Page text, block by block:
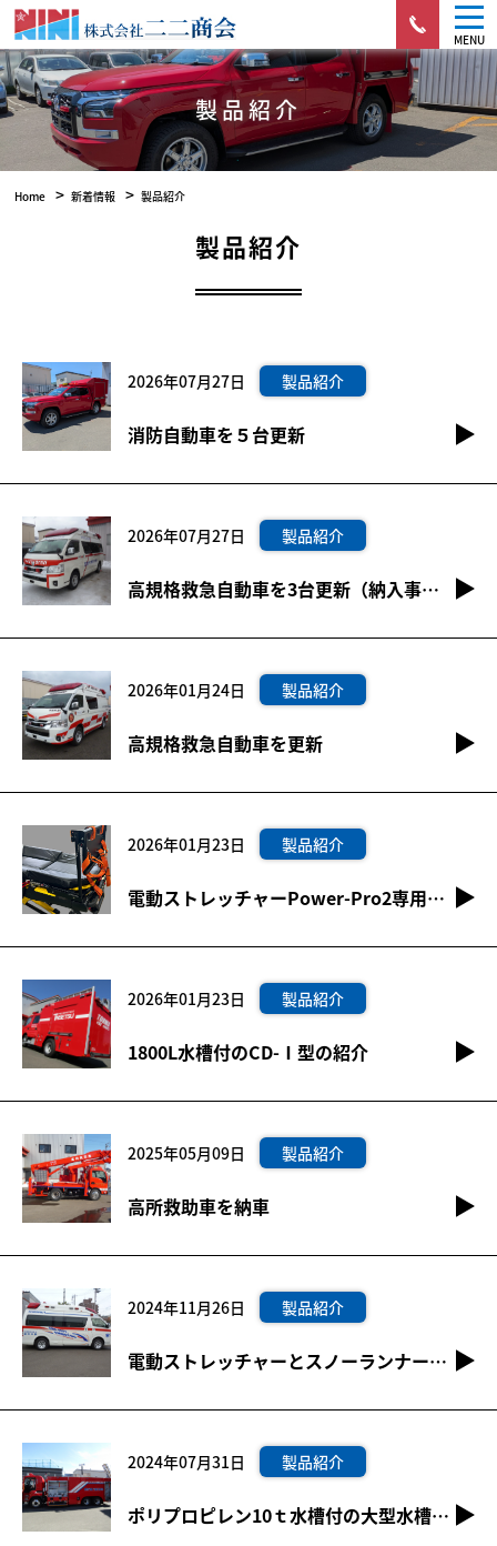
MENU
製品紹介
Home > 新着情報 > 製品紹介
製品紹介
2026年07月27日 製品紹介
消防自動車を５台更新
2026年07月27日 製品紹介
高規格救急自動車を3台更新（納入事例２，３，５更新）
2026年01月24日 製品紹介
高規格救急自動車を更新
2026年01月23日 製品紹介
電動ストレッチャーPower-Pro2専用医療機器ラック FLEX RACK（フレックスラック）登場
2026年01月23日 製品紹介
1800L水槽付のCD-Ⅰ型の紹介
2025年05月09日 製品紹介
高所救助車を納車
2024年11月26日 製品紹介
電動ストレッチャーとスノーランナー装備の新型救急自動車を納車
2024年07月31日 製品紹介
ポリプロピレン10ｔ水槽付の大型水槽車（セルプラポンプ＆小型ポンプ搭載）を追加